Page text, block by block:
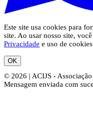
Este site usa cookies para
site. Ao usar nosso site,
Privacidade e uso de
OK
© 2026 | ACIJS -
Mensagem enviada com